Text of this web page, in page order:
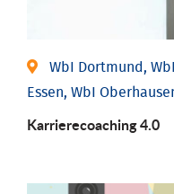
WbI Dortmund,
Essen, WbI
Karriere­coaching 4.0